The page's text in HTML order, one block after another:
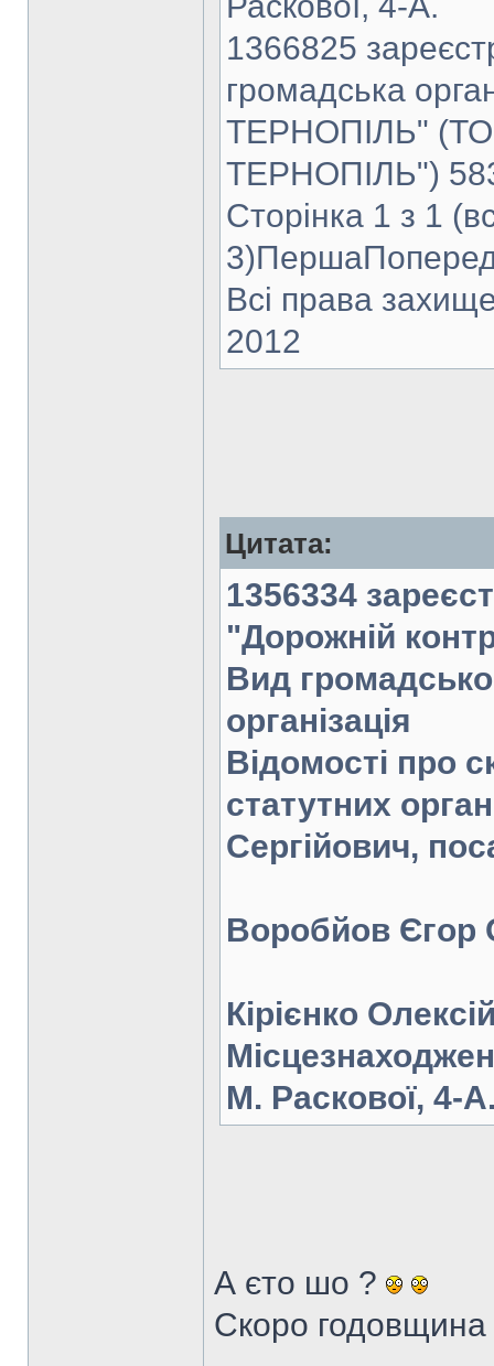
1366825
громадська
ТЕРНОПІЛЬ"
ТЕРНОПІЛЬ")
Сторінка 1 з 1
Всі права
2012
Цитата:
1356334
"Дорожній
Вид
організація
Відомості про
статутних
Сергійович,
Воробйов Єгор
Кірієнко
М. Раскової, 4-
А єто шо ?
Скоро